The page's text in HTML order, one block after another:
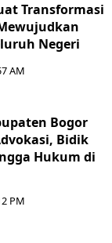
Transformasi
Negeri
AM
Bogor
Bidik
Hukum di
PM